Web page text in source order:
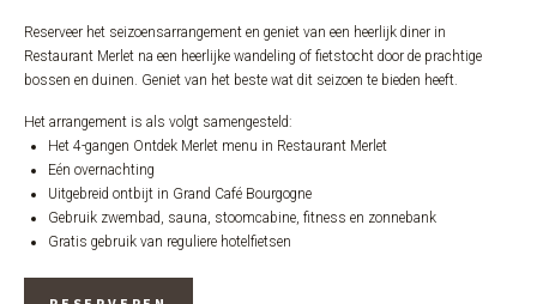
Reserveer het seizoensarrangement en geniet van een heerlijk diner in
Restaurant Merlet na een heerlijke wandeling of fietstocht door de prachtige
bossen en duinen. Geniet van het beste wat dit seizoen te bieden heeft.
Het arrangement is als volgt samengesteld:
Het 4-gangen Ontdek Merlet menu in Restaurant Merlet
Eén overnachting
Uitgebreid ontbijt in Grand Café Bourgogne
Gebruik zwembad, sauna, stoomcabine, fitness en zonnebank
Gratis gebruik van reguliere hotelfietsen